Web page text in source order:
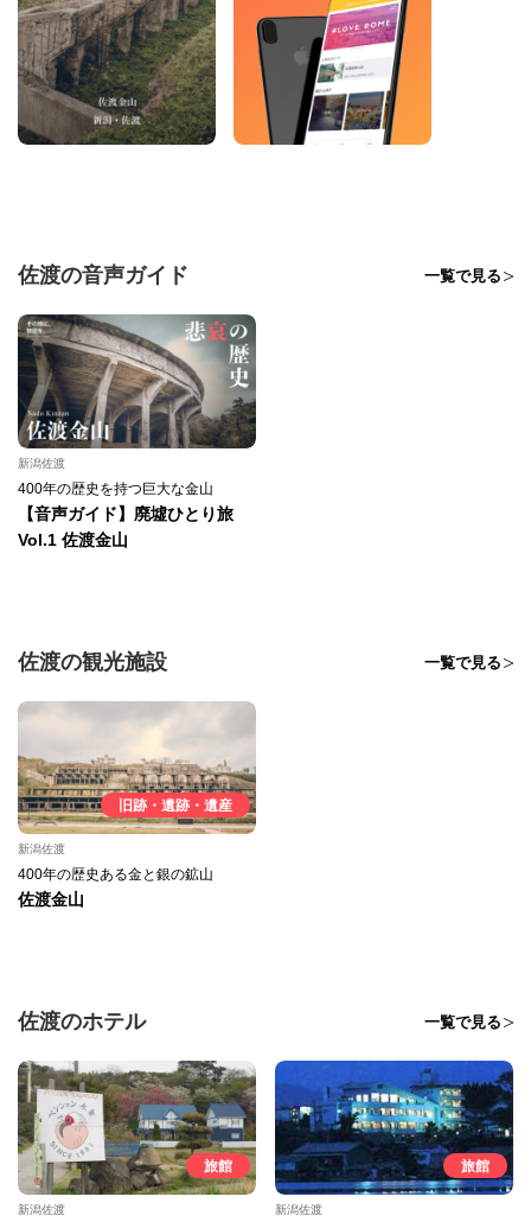
佐渡の音声ガイド 一覧で見る
新潟佐渡
400年の歴史を持つ巨大な金山
【音声ガイド】廃墟ひとり旅
Vol.1 佐渡金山
佐渡の観光施設 一覧で見る
旧跡・遺跡・遺産
新潟佐渡
400年の歴史ある金と銀の鉱山
佐渡金山
佐渡のホテル 一覧で見る
旅館
新潟佐渡
旅館
新潟佐渡